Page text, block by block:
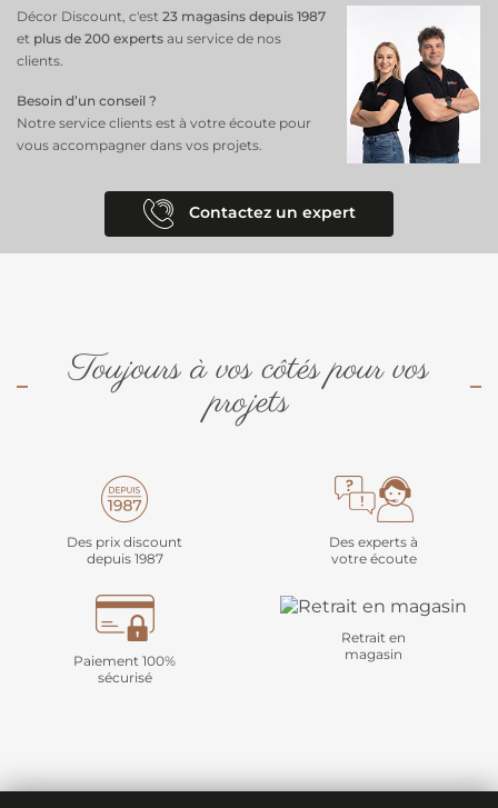
Décor Discount, c'est 23 magasins depuis 1987
et plus de 200 experts au service de nos
clients.
Besoin d’un conseil ?
Notre service clients est à votre écoute pour
vous accompagner dans vos projets.
Contactez un expert
Toujours à vos côtés pour vos
projets
Des prix discount
depuis 1987
Des experts à
votre écoute
Paiement 100%
sécurisé
Retrait en
magasin